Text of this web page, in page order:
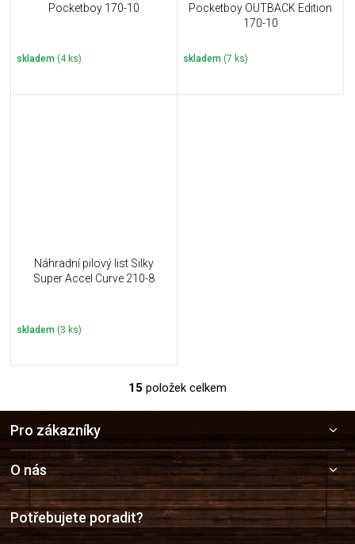
Pocketboy 170-10
skladem (4 ks)
Pocketboy OUTBACK Edition
170-10
skladem (7 ks)
Náhradní pilový list Silky
Super Accel Curve 210-8
skladem (3 ks)
O
v
d
a
c
í
p
r
15 položek celkem
a
t
í
Pro zákazníky
O nás
Potřebujete poradit?